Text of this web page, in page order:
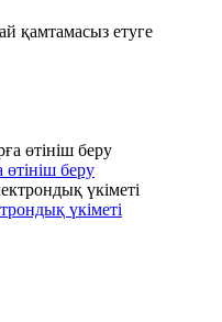
қамтамасыз етуге
беру
үкіметі